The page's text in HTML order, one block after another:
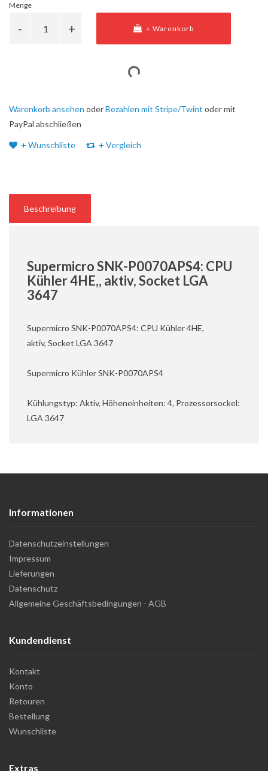
Menge
+ Warenkorb
Warenkorb ansehen oderBezahlen mit Stripe/Twint oder mit
PayPal abschließen
+ Wunschliste + Vergleich
Beschreibung
Supermicro SNK-P0070APS4: CPU
Kühler 4HE,, aktiv, Socket LGA
3647
Supermicro SNK-P0070APS4: CPU Kühler 4HE,
aktiv, Socket LGA 3647
Supermicro Kühler SNK-P0070APS4
Kühlungstyp: Aktiv, Höheneinheiten: 4, Prozessorsockel:
LGA 3647
Informationen
Datenschutzeinstellungen
Impressum
Lieferungen
Datenschutz
Allgemeine Geschäftsbedingungen - AGB
Kundendienst
Kontakt
Konto
Retouren
Bestellung
Wunschliste
Extras